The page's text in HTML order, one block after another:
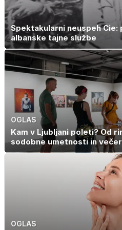
Spektakularni neuspeh Cie:
albanske tajne službe
OGLAS
Kam v Ljubljani poleti? Od
sodobne umetnosti in
OGLAS